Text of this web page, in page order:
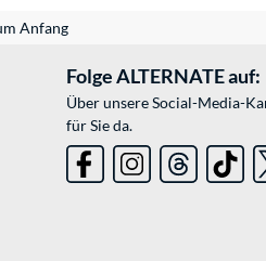
Anfang
Folge ALTERNATE auf:
Über unsere Social-Media-
für Sie da.